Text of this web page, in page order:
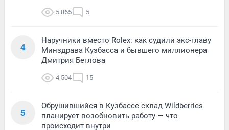
5 865 5
4
Наручники вместо Rolex: как судили экс-главу
Минздрава Кузбасса и бывшего миллионера
Дмитрия Беглова
4 504 15
5
Обрушившийся в Кузбассе склад Wildberries
планирует возобновить работу — что
происходит внутри